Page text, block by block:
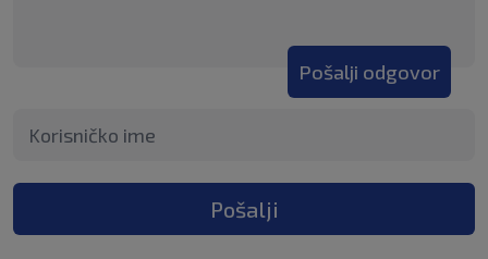
Pošalji odgovor
Pošalji